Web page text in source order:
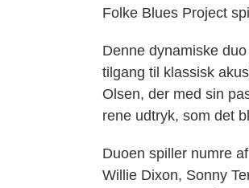
Folke Blues Project
Denne dynamiske
tilgang til klassisk
Olsen, der med sin
rene udtryk, som det
Duoen spiller numre
Willie Dixon, Sonny